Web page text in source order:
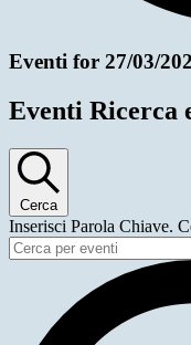
Eventi for 27/03/
Eventi Ricerca
Cerca
Inserisci Parola Chiave.